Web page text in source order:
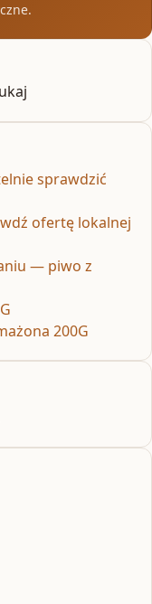
sprawdzić
ofertę lokalnej
— piwo z
200G